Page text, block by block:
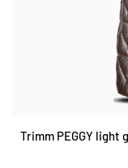
Trimm PEGGY light